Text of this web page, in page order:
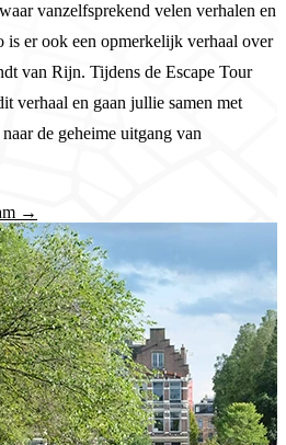
vanzelfsprekend velen verhalen en
is er ook een opmerkelijk verhaal over
van Rijn. Tijdens de Escape Tour
verhaal en gaan jullie samen met
de geheime uitgang van
→